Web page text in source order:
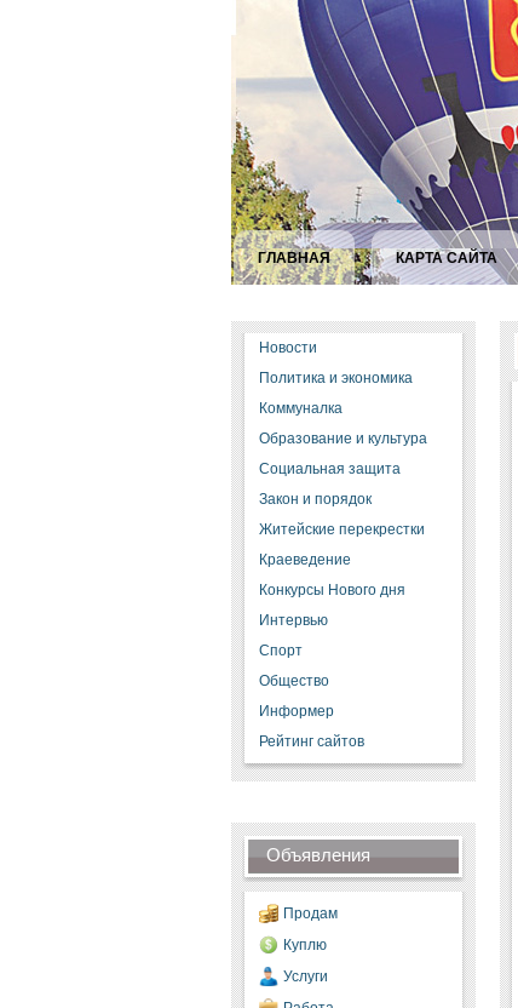
ГЛАВНАЯ КАРТА САЙТА
Новости
Политика и экономика
Коммуналка
Образование и культура
Социальная защита
Закон и порядок
Житейские перекрестки
Краеведение
Конкурсы Нового дня
Интервью
Спорт
Общество
Информер
Рейтинг сайтов
Объявления
Продам
Куплю
Услуги